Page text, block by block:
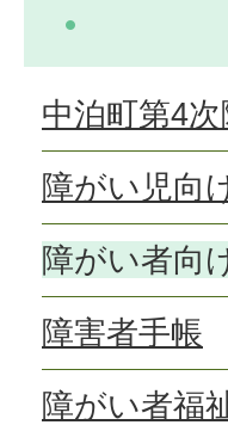
中泊町第4
障がい児向
障がい者向
障害者手帳
障がい者福